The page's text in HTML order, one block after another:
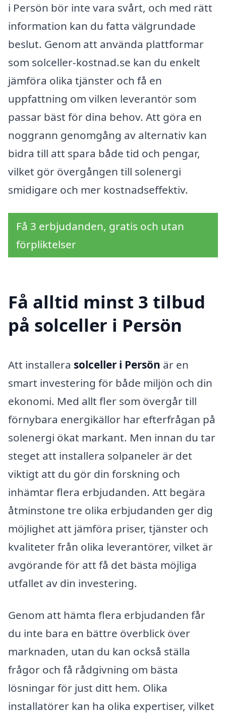
i Persön bör inte vara svårt, och med rätt
information kan du fatta välgrundade
beslut. Genom att använda plattformar
som solceller-kostnad.se kan du enkelt
jämföra olika tjänster och få en
uppfattning om vilken leverantör som
passar bäst för dina behov. Att göra en
noggrann genomgång av alternativ kan
bidra till att spara både tid och pengar,
vilket gör övergången till solenergi
smidigare och mer kostnadseffektiv.
Få 3 erbjudanden, gratis och utan
förpliktelser
Få alltid minst 3 tilbud
på solceller i Persön
Att installera solceller i Persön är en
smart investering för både miljön och din
ekonomi. Med allt fler som övergår till
förnybara energikällor har efterfrågan på
solenergi ökat markant. Men innan du tar
steget att installera solpaneler är det
viktigt att du gör din forskning och
inhämtar flera erbjudanden. Att begära
åtminstone tre olika erbjudanden ger dig
möjlighet att jämföra priser, tjänster och
kvaliteter från olika leverantörer, vilket är
avgörande för att få det bästa möjliga
utfallet av din investering.
Genom att hämta flera erbjudanden får
du inte bara en bättre överblick över
marknaden, utan du kan också ställa
frågor och få rådgivning om bästa
lösningar för just ditt hem. Olika
installatörer kan ha olika expertiser, vilket